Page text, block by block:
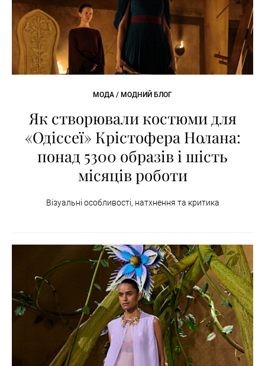
МОДА / МОДНИЙ БЛОГ
Як створювали костюми для
«Одіссеї» Крістофера Нолана:
понад 5300 образів і шість
місяців роботи
Візуальні особливості, натхнення та критика